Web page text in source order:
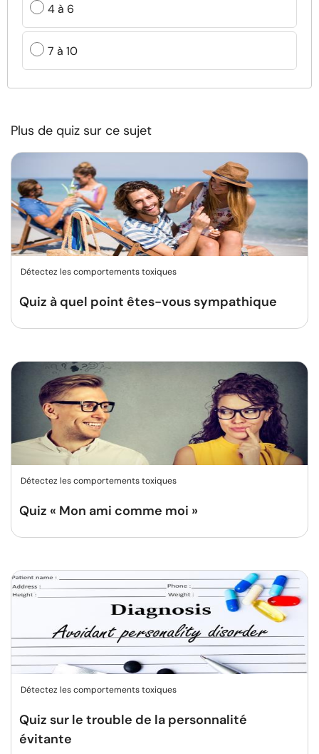
4 à 6
7 à 10
Plus de quiz sur ce sujet
Détectez les comportements toxiques
Quiz à quel point êtes-vous sympathique
Détectez les comportements toxiques
Quiz « Mon ami comme moi »
Détectez les comportements toxiques
Quiz sur le trouble de la personnalité
évitante